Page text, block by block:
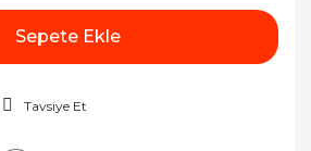
Sepete Ekle
Tavsiye Et